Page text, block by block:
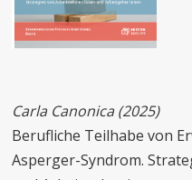
Carla Canonica (2025)
Berufliche Teilhabe von
Asperger-Syndrom.